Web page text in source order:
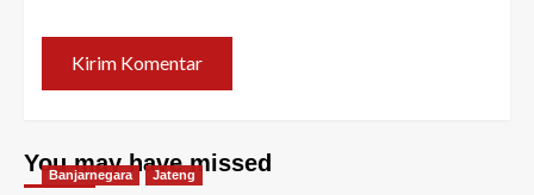
You may have missed
Banjarnegara Jateng